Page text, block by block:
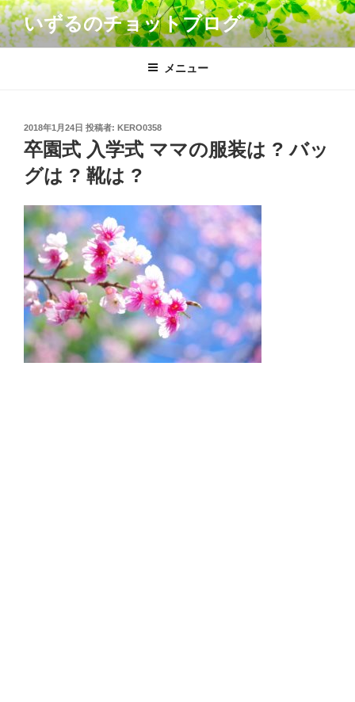
コ
ン
テ
いずるのチョットブログ
メニュー
投
稿
日:
2018年1月24日 投稿者: KERO0358
卒園式 入学式 ママの服装は ? バッ
グは ? 靴は ?